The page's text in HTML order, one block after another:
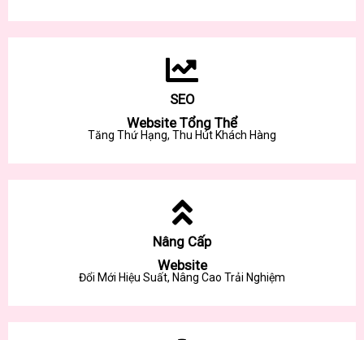
SEO
Website Tổng Thể
Tăng Thứ Hạng, Thu Hút Khách Hàng
Nâng Cấp
Website
Đổi Mới Hiệu Suất, Nâng Cao Trải Nghiệm